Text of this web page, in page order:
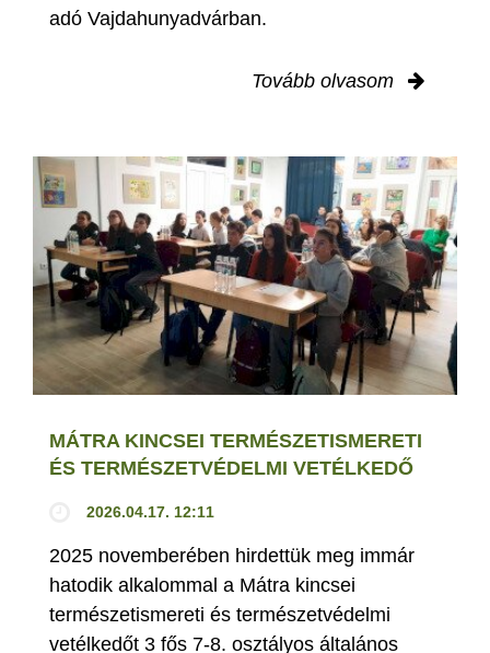
adó Vajdahunyadvárban.
Tovább olvasom
MÁTRA KINCSEI TERMÉSZETISMERETI
ÉS TERMÉSZETVÉDELMI VETÉLKEDŐ
2026.04.17. 12:11
2025 novemberében hirdettük meg immár
hatodik alkalommal a Mátra kincsei
természetismereti és természetvédelmi
vetélkedőt 3 fős 7-8. osztályos általános